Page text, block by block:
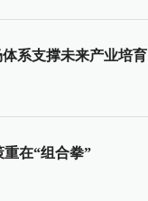
系支撑未来产业培育
在“组合拳”